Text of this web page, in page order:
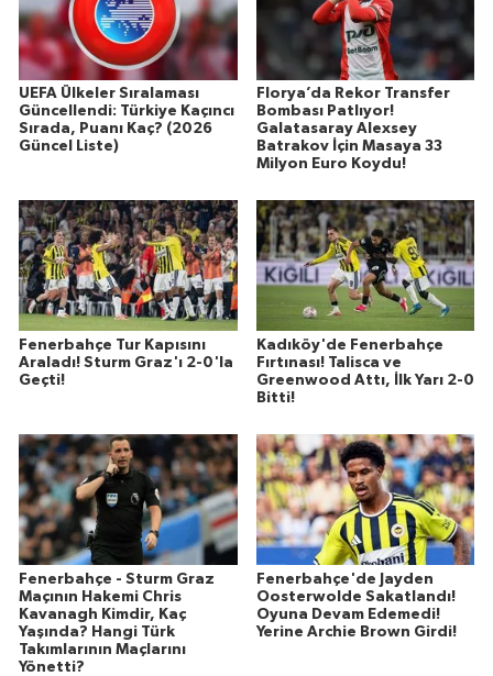
UEFA Ülkeler Sıralaması
Güncellendi: Türkiye Kaçıncı
Sırada, Puanı Kaç? (2026
Güncel Liste)
Florya’da Rekor Transfer
Bombası Patlıyor!
Galatasaray Alexsey
Batrakov İçin Masaya 33
Milyon Euro Koydu!
Fenerbahçe Tur Kapısını
Araladı! Sturm Graz'ı 2-0'la
Geçti!
Kadıköy'de Fenerbahçe
Fırtınası! Talisca ve
Greenwood Attı, İlk Yarı 2-0
Bitti!
Fenerbahçe - Sturm Graz
Maçının Hakemi Chris
Kavanagh Kimdir, Kaç
Yaşında? Hangi Türk
Takımlarının Maçlarını
Yönetti?
Fenerbahçe'de Jayden
Oosterwolde Sakatlandı!
Oyuna Devam Edemedi!
Yerine Archie Brown Girdi!